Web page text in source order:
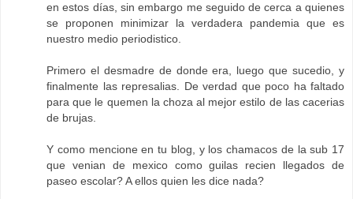
en estos días, sin embargo me seguido de cerca a quienes
se proponen minimizar la verdadera pandemia que es
nuestro medio periodistico.
Primero el desmadre de donde era, luego que sucedio, y
finalmente las represalias. De verdad que poco ha faltado
para que le quemen la choza al mejor estilo de las cacerias
de brujas.
Y como mencione en tu blog, y los chamacos de la sub 17
que venian de mexico como guilas recien llegados de
paseo escolar? A ellos quien les dice nada?